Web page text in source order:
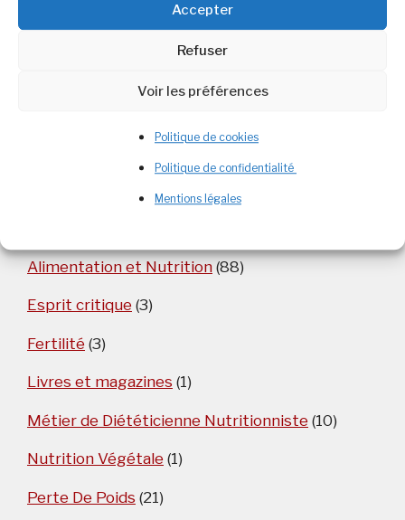
Accepter
Refuser
Voir les préférences
Politique de cookies
Politique de confidentialité
Mentions légales
Commentaires récents
Alimentation et Nutrition (88)
Esprit critique (3)
Fertilité (3)
Livres et magazines (1)
Métier de Diététicienne Nutritionniste (10)
Nutrition Végétale (1)
Perte De Poids (21)